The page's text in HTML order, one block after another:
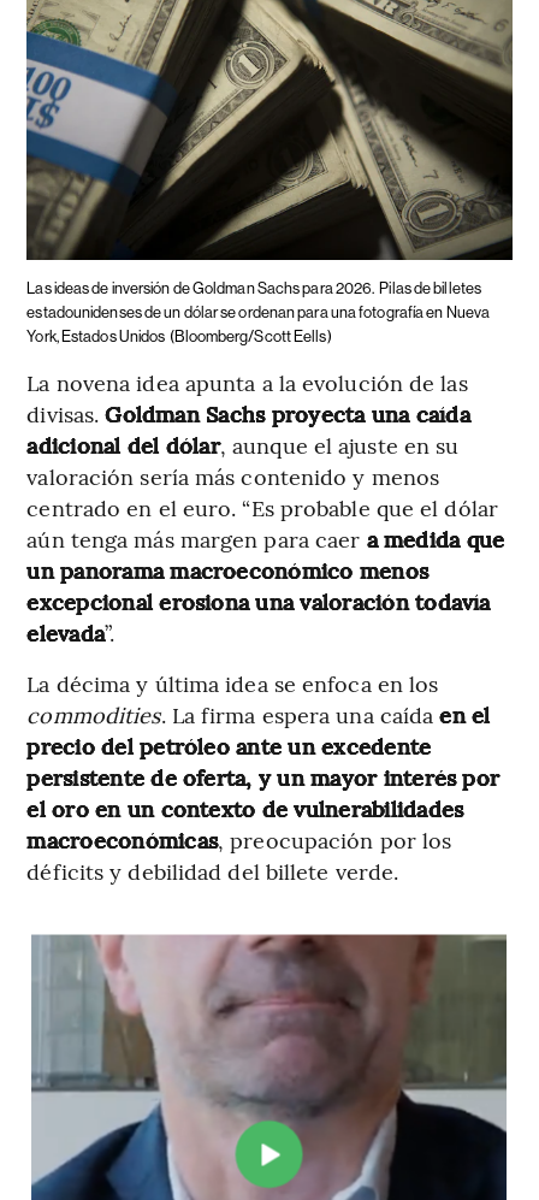
Las ideas de inversión de Goldman Sachs para 2026. Pilas de billetes
estadounidenses de un dólar se ordenan para una fotografía en Nueva
York, Estados Unidos (Bloomberg/Scott Eells)
La novena idea apunta a la evolución de las
divisas.Goldman Sachs proyecta una caída
adicional del dólar, aunque el ajuste en su
valoración sería más contenido y menos
centrado en el euro. “Es probable que el dólar
aún tenga más margen para caer a medida que
un panorama macroeconómico menos
excepcional erosiona una valoración todavía
elevada”.
La décima y última idea se enfoca en los
commodities. La firma espera una caídaen el
precio del petróleo ante un excedente
persistente de oferta, y un mayor interés por
el oro en un contexto de vulnerabilidades
macroeconómicas, preocupación por los
déficits y debilidad del billete verde.